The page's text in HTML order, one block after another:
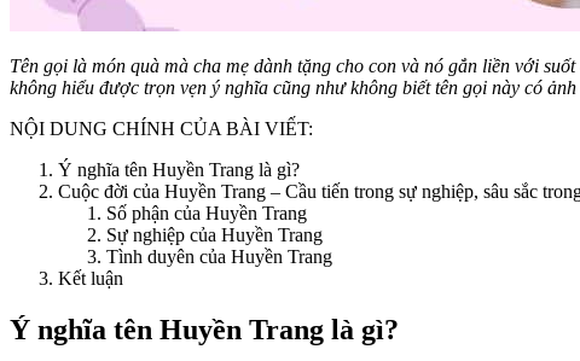
Tên gọi là món quà mà cha mẹ dành tặng cho con và nó gắn liền với
không hiểu được trọn vẹn ý nghĩa cũng như không biết tên gọi này có
NỘI DUNG CHÍNH CỦA BÀI VIẾT:
Ý nghĩa tên Huyền Trang là gì?
Cuộc đời của Huyền Trang – Cầu tiến trong sự nghiệp, sâu sắc
Số phận của Huyền Trang
Sự nghiệp của Huyền Trang
Tình duyên của Huyền Trang
Kết luận
Ý nghĩa tên Huyền Trang là gì?